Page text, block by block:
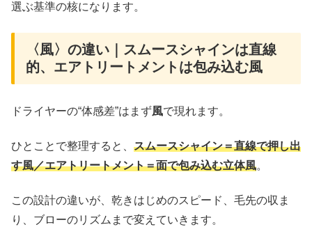
選ぶ基準の核になります。
〈風〉の違い｜スムースシャインは直線
的、エアトリートメントは包み込む風
ドライヤーの“体感差”はまず風で現れます。
ひとことで整理すると、 スムースシャイン＝直線で押し出
す風／エアトリートメント＝面で包み込む立体風。
この設計の違いが、乾きはじめのスピード、毛先の収ま
り、ブローのリズムまで変えていきます。